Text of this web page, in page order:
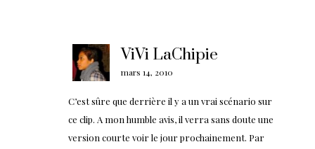
ViVi LaChipie
mars 14, 2010
C’est sûre que derrière il y a un vrai scénario sur
ce clip. A mon humble avis, il verra sans doute une
version courte voir le jour prochainement. Par